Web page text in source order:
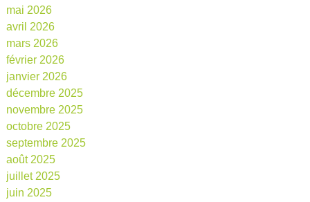
mai 2026
avril 2026
mars 2026
février 2026
janvier 2026
décembre 2025
novembre 2025
octobre 2025
septembre 2025
août 2025
juillet 2025
juin 2025